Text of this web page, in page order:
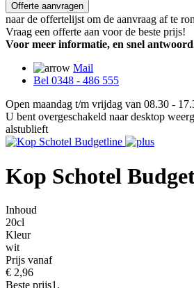
Offerte aanvragen
naar de offertelijst om de aanvraag af te
Vraag een offerte aan voor de beste prijs!
Voor meer informatie, en snel
Mail
Bel 0348 - 486 555
Open maandag t/m vrijdag van 08.30 -
U bent overgeschakeld naar desktop
alstublieft
Kop Schotel
Inhoud
20cl
Kleur
wit
Prijs vanaf
€ 2,96
Beste prijs1.